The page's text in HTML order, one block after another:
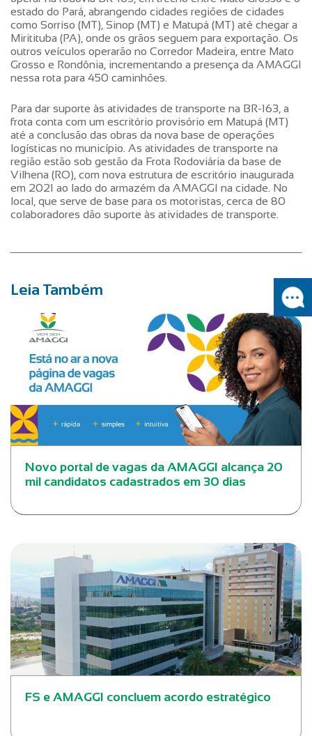
estado do Pará, abrangendo cidades regiões de cidades
como Sorriso (MT), Sinop (MT) e Matupá (MT) até chegar a
Miritituba (PA), onde os grãos seguem para exportação. Os
outros veículos operarão no Corredor Madeira, entre Mato
Grosso e Rondônia, incrementando a presença da AMAGGI
nessa rota para 450 caminhões.
Para dar suporte às atividades de transporte na BR-163, a
frota conta com um escritório provisório em Matupá (MT)
até a conclusão das obras da nova base de operações
logísticas no município. As atividades de transporte na
região estão sob gestão da Frota Rodoviária da base de
Vilhena (RO), com nova estrutura de escritório inaugurada
em 2021 ao lado do armazém da AMAGGI na cidade. No
local, que serve de base para os motoristas, cerca de 80
colaboradores dão suporte às atividades de transporte.
Leia Também
Novo portal de vagas da AMAGGI alcança 20
mil candidatos cadastrados em 30 dias
FS e AMAGGI concluem acordo estratégico